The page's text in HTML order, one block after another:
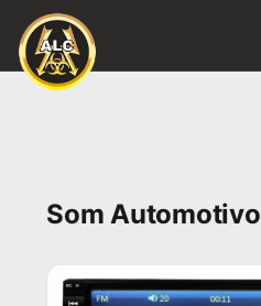
para
conteúdo
Som Automotivo